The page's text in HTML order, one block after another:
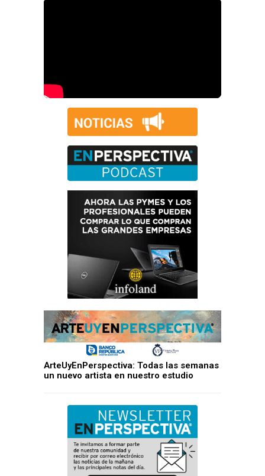
ArteUyEnPerspectiva: Todas las semanas
un nuevo artista en nuestro estudio